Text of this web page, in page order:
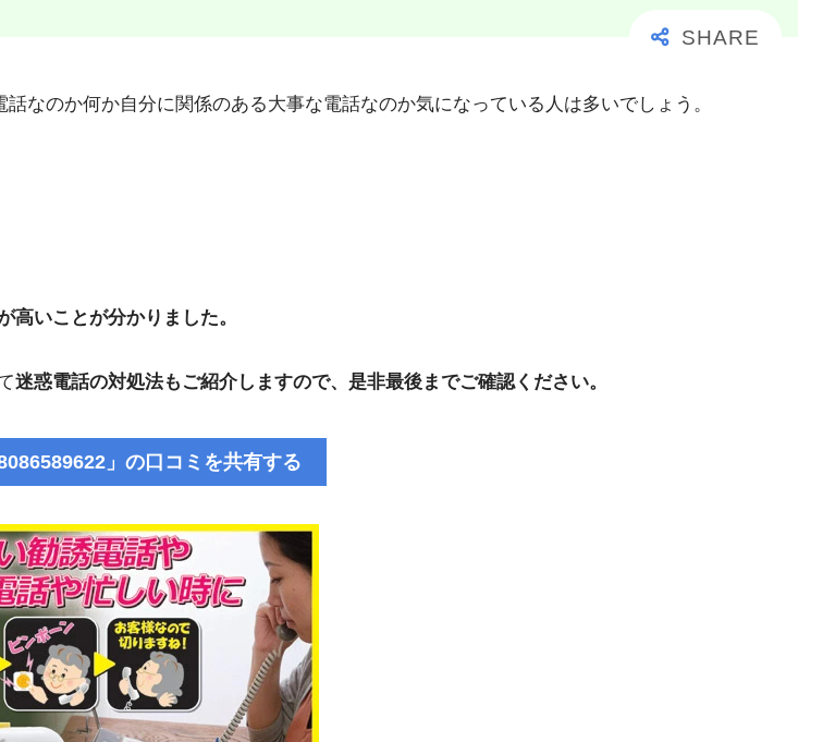
なのか何か自分に関係のある大事な電話なのか気になっている人は多いでしょう。
いことが分かりました。
迷惑電話の対処法もご紹介しますので、是非最後までご確認ください。
」の口コミを共有する